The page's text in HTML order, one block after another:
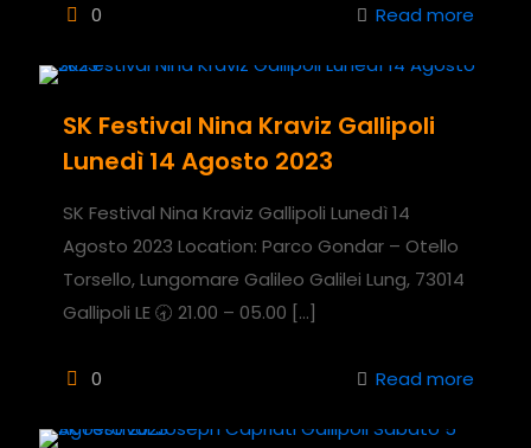
0 Read more
SK Festival Nina Kraviz Gallipoli
Lunedì 14 Agosto 2023
SK Festival Nina Kraviz Gallipoli Lunedì 14
Agosto 2023 Location: Parco Gondar – Otello
Torsello, Lungomare Galileo Galilei Lung, 73014
Gallipoli LE 🕣 21.00 – 05.00 […]
0 Read more